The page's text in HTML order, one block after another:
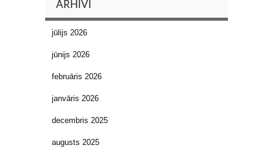
ARHĪVI
jūlijs 2026
jūnijs 2026
februāris 2026
janvāris 2026
decembris 2025
augusts 2025